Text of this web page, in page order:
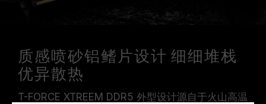
质感喷砂铝鳍片设计 细细堆栈
优异散热
T-FORCE XTREEM DDR5 外型设计源自于火山高温